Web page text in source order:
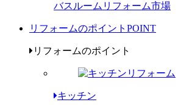
バスルームリフォーム市場
リフォームのポイント POINT
リフォームのポイント
キッチン